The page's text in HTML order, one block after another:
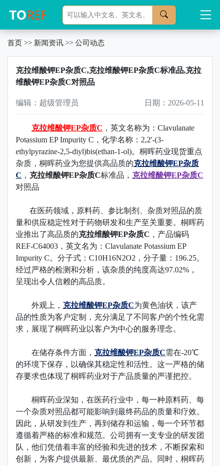
首页 >> 新闻资讯 >> 公司动态
克拉维酸钾EP杂质C,克拉维酸钾EP杂质C标准品,克拉
维酸钾EP杂质C对照品
编辑：超级管理员 日期：2026-05-11
克拉维酸钾EP杂质C ，英文名称为：Clavulanate
Potassium EP Impurity C，化学名称：2,2'-(3-
ethylpyrazine-2,5-diyl)bis(ethan-1-ol)。桐晖药业现货重点
杂质， 桐晖药业为您提供高品质的克拉维酸钾EP杂质
C ， 克拉维酸钾EP杂质C标准品 ， 克拉维酸钾EP杂质C
对照品
在医药领域，原料药、参比制剂、杂质对照品的质
量和供应稳定性对于药物研发和生产至关重要。桐晖药
业推出了高品质的克拉维酸钾EP杂质C ，产品编码
REF-C64003，英文名为：Clavulanate Potassium EP
Impurity C。 分子式：C10H16N2O2，分子量：196.25。
经过严格的检测和分析，该杂质的纯度高达97.02%，
呈现出令人信赖的高品质。
外观上， 克拉维酸钾EP杂质C为黄色油状，该产
品的性质为客户定制，充分满足了不同客户的个性化需
求，展现了桐晖药业以客户为中心的服务理念。
在储存条件方面， 克拉维酸钾EP杂质C需在-20℃
的环境下保存，以确保其稳定性和活性。这一严格的储
存要求也体现了桐晖药业对于产品质量的严谨把控。
桐晖药业深知，在医药行业中，每一种原料药、每
一个杂质对照品都可能影响到最终药品的质量和疗效。
因此，从研发到生产，再到储存和运输，每一个环节都
遵循着严格的标准和规范。 公司拥有一支专业的研发团
队，他们凭借着丰富的经验和先进的技术，不断探索和
创新，为客户提供最新、最优质的产品。同时，桐晖药